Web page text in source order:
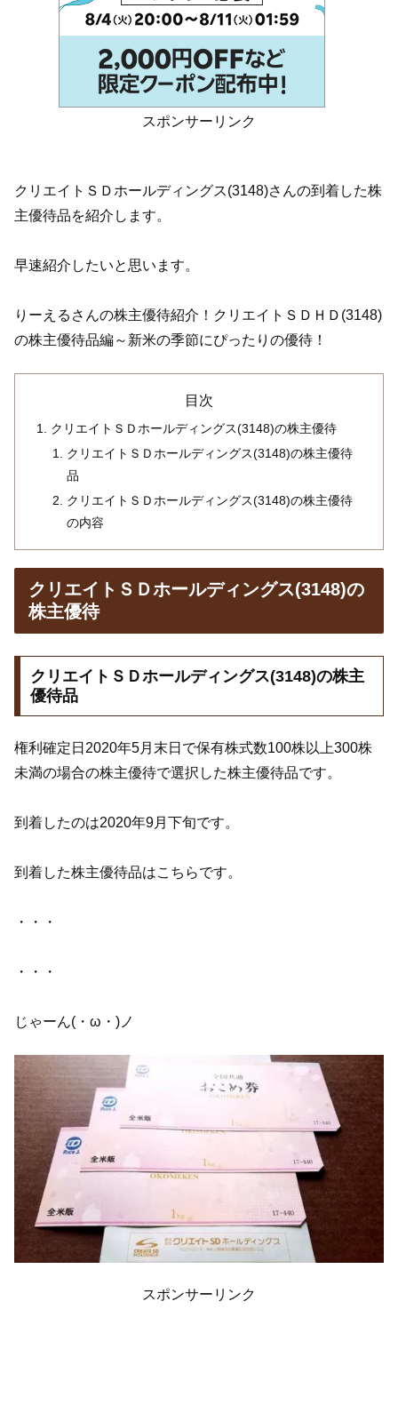
スポンサーリンク
クリエイトＳＤホールディングス(3148)さんの到着した株
主優待品を紹介します。
早速紹介したいと思います。
りーえるさんの株主優待紹介！クリエイトＳＤＨＤ(3148)
の株主優待品編～新米の季節にぴったりの優待！
目次
クリエイトＳＤホールディングス(3148)の株主優待
クリエイトＳＤホールディングス(3148)の株主優待
品
クリエイトＳＤホールディングス(3148)の株主優待
の内容
クリエイトＳＤホールディングス(3148)の
株主優待
クリエイトＳＤホールディングス(3148)の株主
優待品
権利確定日2020年5月末日で保有株式数100株以上300株
未満の場合の株主優待で選択した株主優待品です。
到着したのは2020年9月下旬です。
到着した株主優待品はこちらです。
・・・
・・・
じゃーん(・ω・)ノ
スポンサーリンク